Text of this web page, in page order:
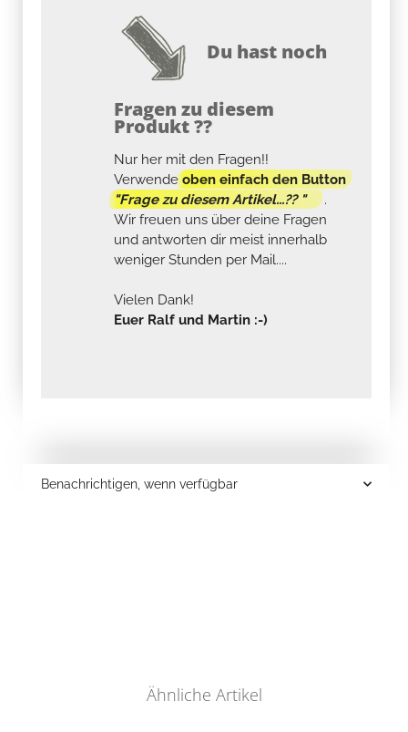
Du hast noch
Fragen zu diesem
Produkt ??
Nur her mit den Fragen!!
Verwendeoben einfach den Button
"Frage zu diesem Artikel...?? "
.
Wir freuen uns über deine Fragen
und antworten dir meist innerhalb
weniger Stunden per Mail....
Vielen Dank!
Euer Ralf und Martin :-)
Benachrichtigen, wenn verfügbar
Ähnliche Artikel